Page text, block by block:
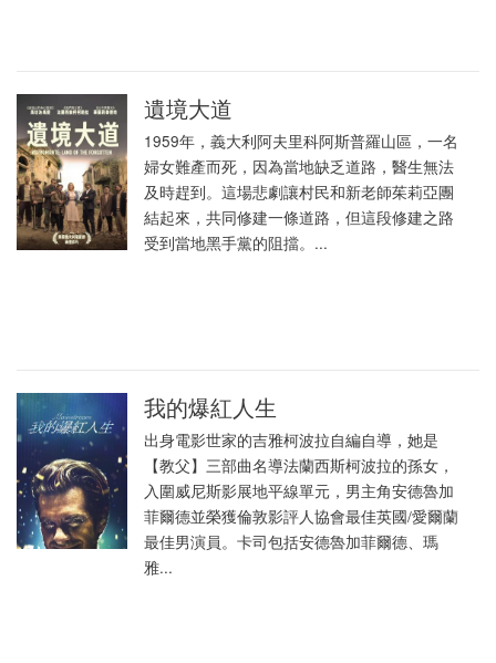
遺境大道
1959年，義大利阿夫里科阿斯普羅山區，一名
婦女難產而死，因為當地缺乏道路，醫生無法
及時趕到。這場悲劇讓村民和新老師茱莉亞團
結起來，共同修建一條道路，但這段修建之路
受到當地黑手黨的阻擋。...
我的爆紅人生
出身電影世家的吉雅柯波拉自編自導，她是
【教父】三部曲名導法蘭西斯柯波拉的孫女，
入圍威尼斯影展地平線單元，男主角安德魯加
菲爾德並榮獲倫敦影評人協會最佳英國/愛爾蘭
最佳男演員。卡司包括安德魯加菲爾德、瑪
雅...